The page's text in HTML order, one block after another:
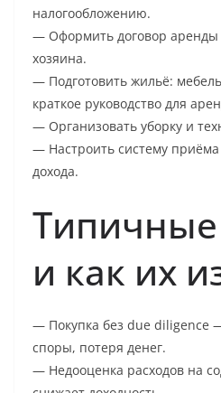
налогообложению.
— Оформить договор аренды
хозяина.
— Подготовить жильё:
краткое руководство для
— Организовать уборку и
— Настроить систему
дохода.
и как их
— Покупка без due diligence
споры, потеря денег.
— Недооценка расходов на